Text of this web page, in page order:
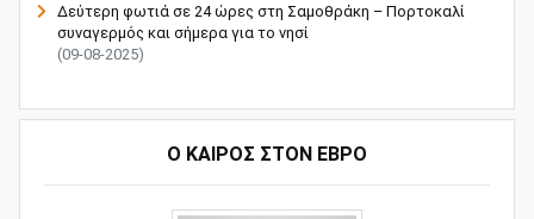
Δεύτερη φωτιά σε 24 ώρες στη Σαμοθράκη – Πορτοκαλί
συναγερμός και σήμερα για το νησί
(09-08-2025)
Ο ΚΑΙΡΟΣ ΣΤΟΝ ΕΒΡΟ